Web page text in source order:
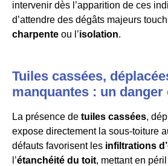
intervenir dès l’apparition de ces
d’attendre des dégâts majeurs
charpente ou l’isolation.
Tuiles cassées,
manquantes : un danger
La présence de tuiles cassées,
expose directement la sous-toiture
défauts favorisent les infiltrations
l’étanchéité du toit, mettant en